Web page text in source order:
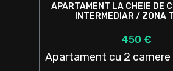
APARTAMENT LA CHEIE DE
INTERMEDIAR / ZONA
450 €
Apartament cu 2